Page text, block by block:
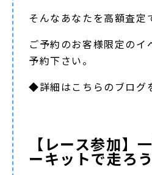
そんなあなたを高額査定
ご予約のお客様限定のイ
予約下さい。
◆詳細はこちらのブログ
【レース参加】
ーキットで走ろ